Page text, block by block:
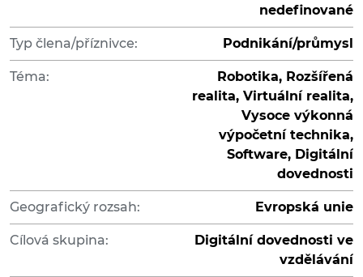
nedefinované
Typ člena/příznivce: Podnikání/průmysl
Téma:
Robotika, Rozšířená
realita, Virtuální realita,
Vysoce výkonná
výpočetní technika,
Software, Digitální
dovednosti
Geografický rozsah: Evropská unie
Cílová skupina:
Digitální dovednosti ve
vzdělávání